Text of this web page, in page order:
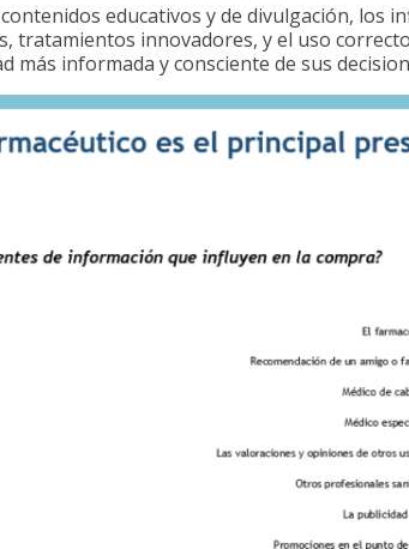
educativos y de divulgación, los
tratamientos innovadores, y el uso
más informada y consciente de sus